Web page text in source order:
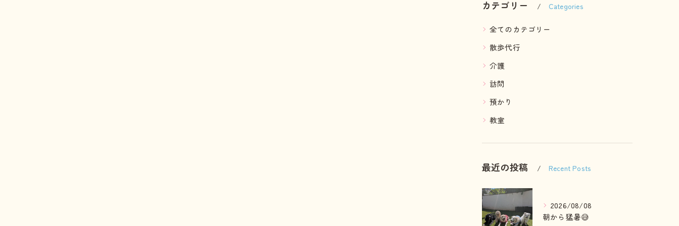
カテゴリー Categories
全てのカテゴリー
散歩代行
介護
訪問
預かり
教室
最近の投稿 Recent Posts
2026/08/08
朝から猛暑😅